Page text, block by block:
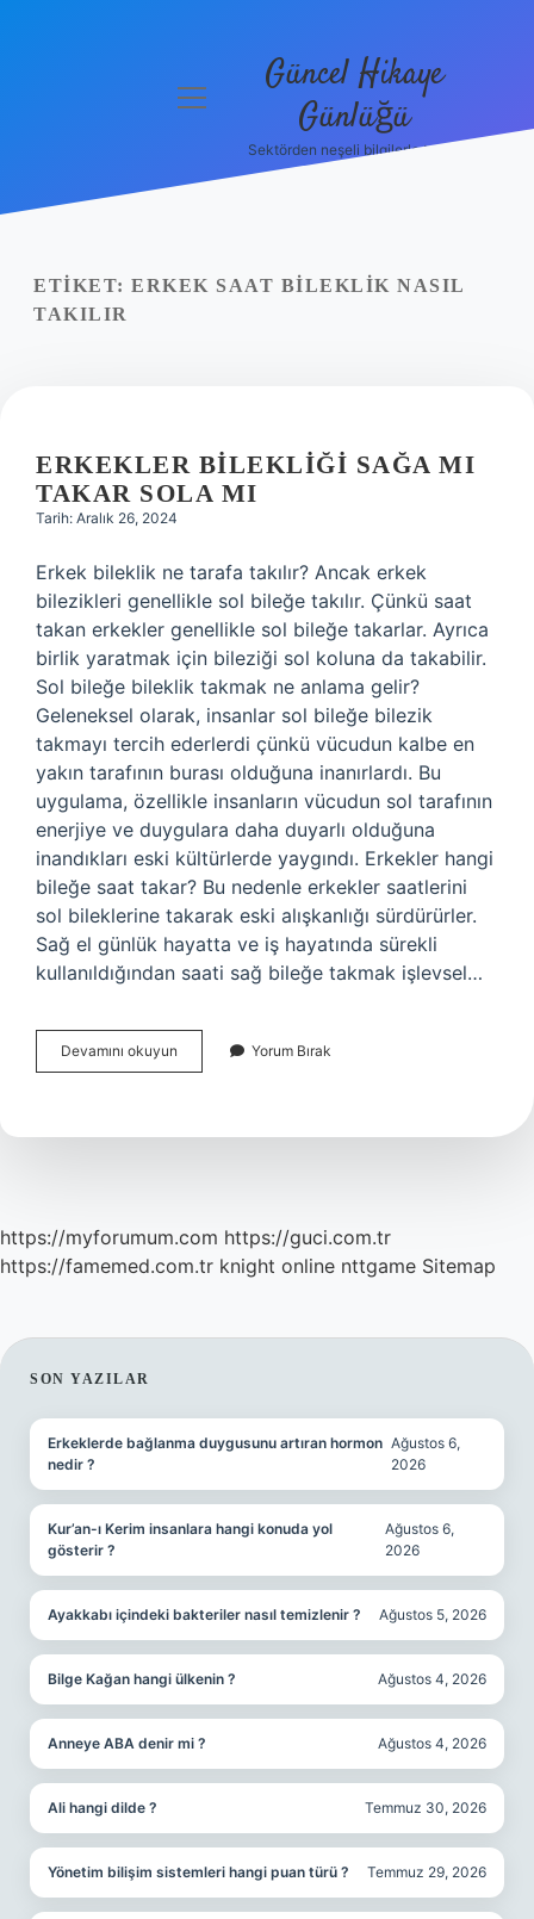
Yasal Uyarı
menüyü
Güncel Hikaye
Günlüğü
Sektörden neşeli bilgilerle tanış!
ETIKET: ERKEK SAAT BILEKLIK NASIL
TAKILIR
ERKEKLER BILEKLIĞI SAĞA MI
TAKAR SOLA MI
Tarih: Aralık 26, 2024
Erkek bileklik ne tarafa takılır? Ancak erkek
bilezikleri genellikle sol bileğe takılır. Çünkü saat
takan erkekler genellikle sol bileğe takarlar. Ayrıca
birlik yaratmak için bileziği sol koluna da takabilir.
Sol bileğe bileklik takmak ne anlama gelir?
Geleneksel olarak, insanlar sol bileğe bilezik
takmayı tercih ederlerdi çünkü vücudun kalbe en
yakın tarafının burası olduğuna inanırlardı. Bu
uygulama, özellikle insanların vücudun sol tarafının
enerjiye ve duygulara daha duyarlı olduğuna
inandıkları eski kültürlerde yaygındı. Erkekler hangi
bileğe saat takar? Bu nedenle erkekler saatlerini
sol bileklerine takarak eski alışkanlığı sürdürürler.
Sağ el günlük hayatta ve iş hayatında sürekli
kullanıldığından saati sağ bileğe takmak işlevsel…
Devamını okuyun Erkekler
Bilekliği
Takar
Yorum Bırak
https://myforumum.com https://guci.com.tr
https://famemed.com.tr knight online nttgame Sitemap
SIDEBAR
SON YAZILAR
Erkeklerde bağlanma duygusunu artıran hormon
nedir ?
Ağustos 6,
2026
Kur’an-ı Kerim insanlara hangi konuda yol
gösterir ?
Ağustos 6,
2026
Ayakkabı içindeki bakteriler nasıl temizlenir ? Ağustos 5, 2026
Bilge Kağan hangi ülkenin ? Ağustos 4, 2026
Anneye ABA denir mi ? Ağustos 4, 2026
Ali hangi dilde ? Temmuz 30, 2026
Yönetim bilişim sistemleri hangi puan türü ? Temmuz 29, 2026